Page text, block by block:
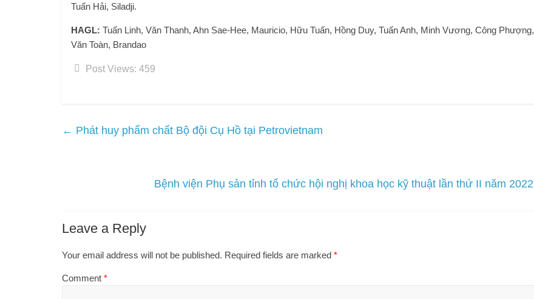
Tuấn Hải, Siladji.
HAGL: Tuấn Linh, Văn Thanh, Ahn Sae-Hee, Mauricio, Hữu Tuấn, Hồng Duy, Tuấn Anh, Minh Vương, Công Phượng,
Văn Toàn, Brandao
Post Views: 459
← Phát huy phẩm chất Bộ đội Cụ Hồ tại Petrovietnam
Bệnh viện Phụ sản tỉnh tổ chức hội nghị khoa học kỹ thuật lần thứ II năm 2022
Leave a Reply
Your email address will not be published. Required fields are marked *
Comment *